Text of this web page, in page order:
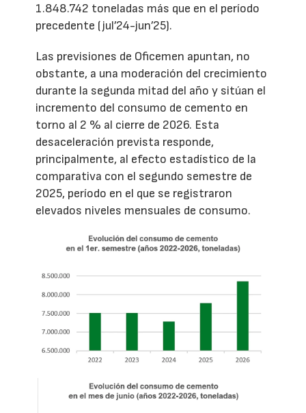
1.848.742 toneladas más que en el período
precedente (jul’24-jun’25).
Las previsiones de Oficemen apuntan, no
obstante, a una moderación del crecimiento
durante la segunda mitad del año y sitúan el
incremento del consumo de cemento en
torno al 2 % al cierre de 2026. Esta
desaceleración prevista responde,
principalmente, al efecto estadístico de la
comparativa con el segundo semestre de
2025, período en el que se registraron
elevados niveles mensuales de consumo.